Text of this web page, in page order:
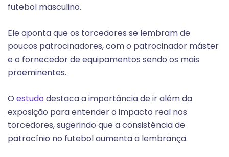
futebol masculino.
Ele aponta que os torcedores se lembram de
poucos patrocinadores, com o patrocinador máster
e o fornecedor de equipamentos sendo os mais
proeminentes.
O estudo destaca a importância de ir além da
exposição para entender o impacto real nos
torcedores, sugerindo que a consistência de
patrocínio no futebol aumenta a lembrança.